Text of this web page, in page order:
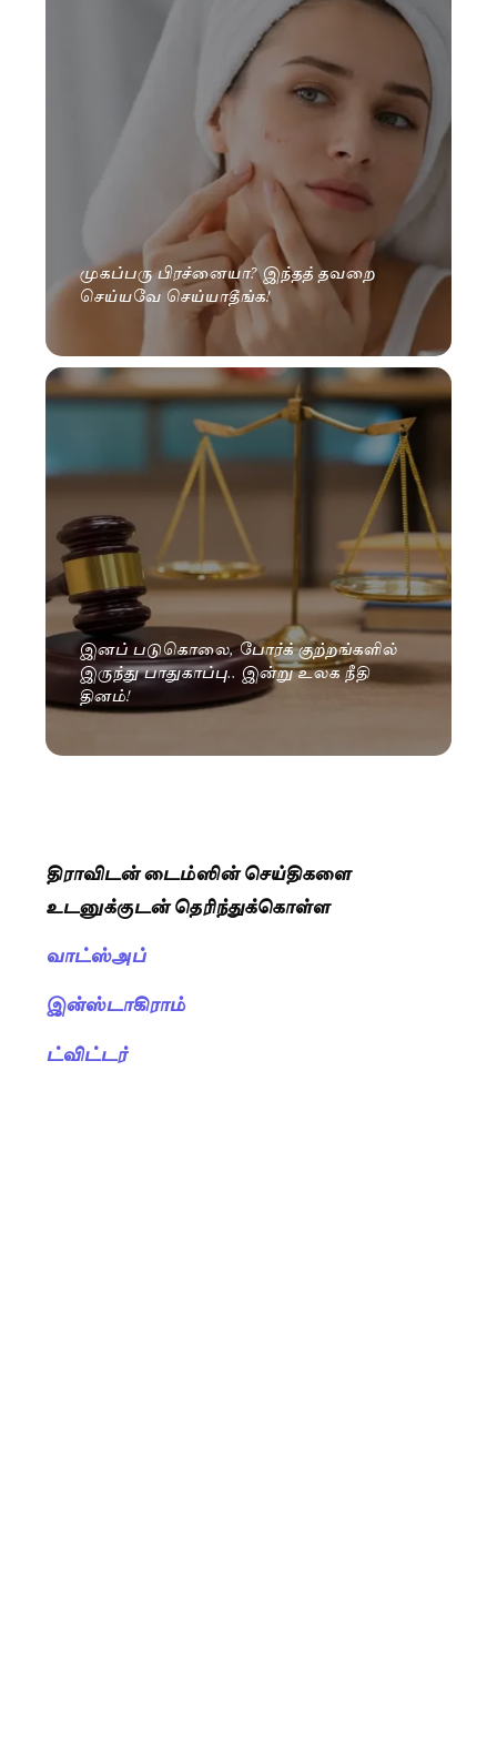
முகப்பரு பிரச்னையா? இந்தத் தவறை
செய்யவே செய்யாதீங்க!
இனப் படுகொலை, போர்க் குற்றங்களில்
இருந்து பாதுகாப்பு.. இன்று உலக நீதி
தினம்!
திராவிடன் டைம்ஸின் செய்திகளை
உடனுக்குடன் தெரிந்துக்கொள்ள
வாட்ஸ்அப்
இன்ஸ்டாகிராம்
ட்விட்டர்